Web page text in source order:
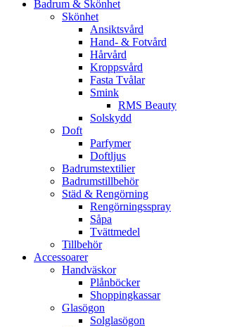
Badrum & Skönhet
Skönhet
Ansiktsvård
Hand- & Fotvård
Hårvård
Kroppsvård
Fasta Tvålar
Smink
RMS Beauty
Solskydd
Doft
Parfymer
Doftljus
Badrumstextilier
Badrumstillbehör
Städ & Rengörning
Rengörningsspray
Såpa
Tvättmedel
Tillbehör
Accessoarer
Handväskor
Plånböcker
Shoppingkassar
Glasögon
Solglasögon